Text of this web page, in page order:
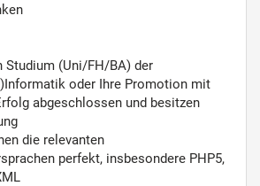
Studium (Uni/FH/BA) der
oder Ihre Promotion mit
abgeschlossen und besitzen
die relevanten
perfekt, insbesondere PHP5,